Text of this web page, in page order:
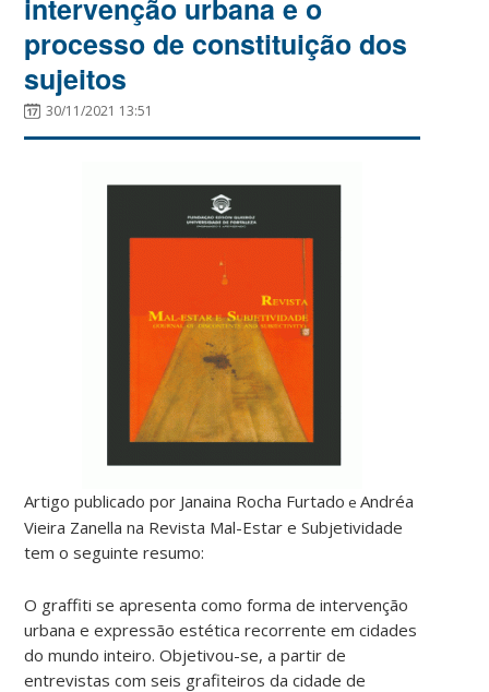
intervenção urbana e o
processo de constituição dos
sujeitos
30/11/2021 13:51
Artigo publicado por Janaina Rocha Furtado eAndréa
Vieira Zanella na Revista Mal-Estar e Subjetividade
tem o seguinte resumo:
O graffiti se apresenta como forma de intervenção
urbana e expressão estética recorrente em cidades
do mundo inteiro. Objetivou-se, a partir de
entrevistas com seis grafiteiros da cidade de